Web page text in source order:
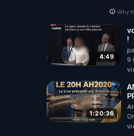
Why
4:49
!
9
1:20:36